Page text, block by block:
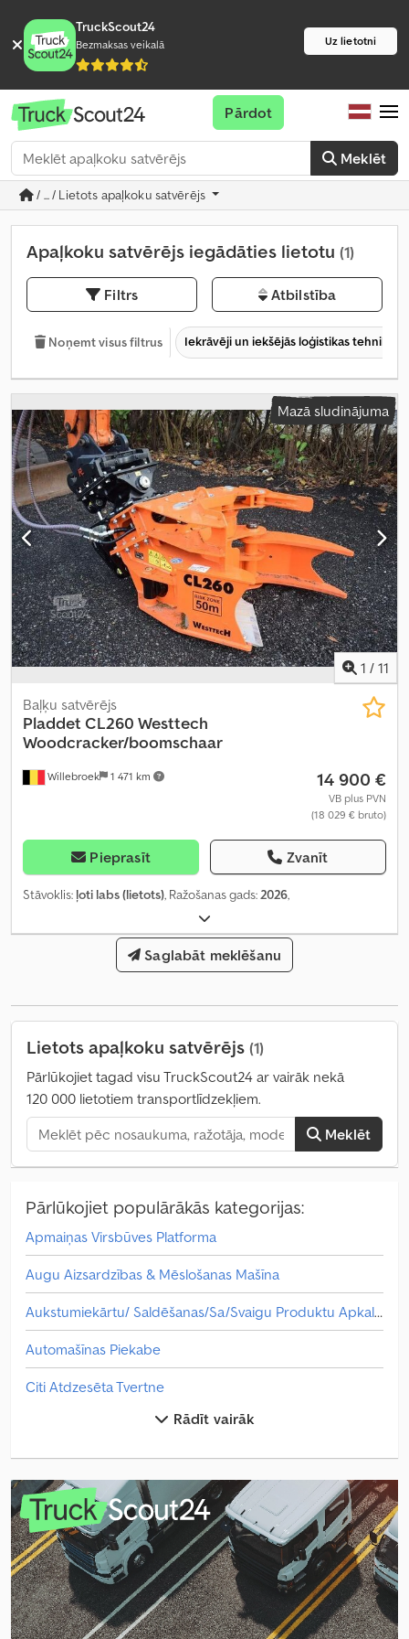
TruckScout24
Bezmaksas veikalā Uz lietotni
Meklēt
Pārdot
/ ... / Lietots apaļkoku satvērējs
Apaļkoku satvērējs iegādāties lietotu (1)
Filtrs Atbilstība
Noņemt visus filtrus Iekrāvēji un iekšējās loģistikas tehnika
Mazā sludinājuma
1 / 11
Willebroek 1 471 km
Baļķu satvērējs
Pladdet CL260 Westtech
Woodcracker/boomschaar
14 900 €
VB plus PVN
(18 029 € bruto)
Pieprasīt Zvanīt
Stāvoklis: ļoti labs (lietots), Ražošanas gads:2026,
Saglabāt meklēšanu
Lietots apaļkoku satvērējs (1)
Pārlūkojiet tagad visu TruckScout24 ar vairāk nekā
120 000 lietotiem transportlīdzekļiem.
Meklēt
Pārlūkojiet populārākās kategorijas:
Apmaiņas Virsbūves Platforma
Augu Aizsardzības & Mēslošanas Mašīna
Aukstumiekārtu/ Saldēšanas/Sa/Svaigu Produktu Apkalpošana
Automašīnas Piekabe
Citi Atdzesēta Tvertne
Citi Automašīnas Piekabe
Citi Kokmateriālu Transportētājs
Citi Mēslojuma Izkliedētājs
Citi Pašizgāzējs
Citi Piekare / Virsbūves Daļa / Celtnis
Rādīt vairāk